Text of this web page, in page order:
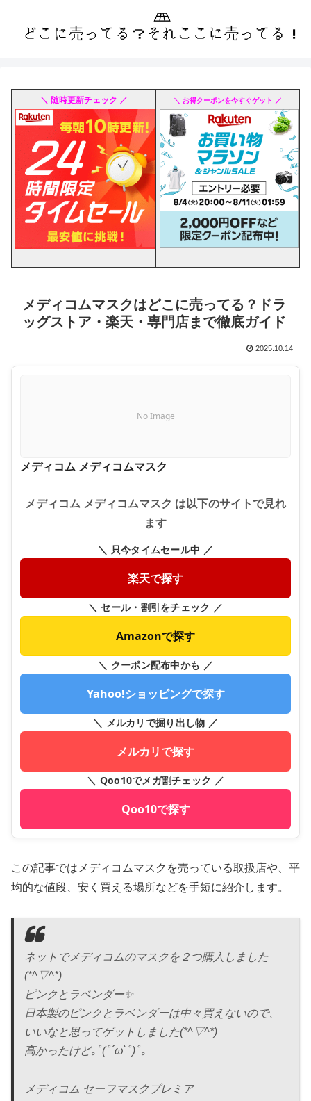
＼ 随時更新チェック ／ ＼ お得クーポンを今すぐゲット ／
メディコムマスクはどこに売ってる？ドラ
ッグストア・楽天・専門店まで徹底ガイド
2025.10.14
No Image
メディコム メディコムマスク
メディコム メディコムマスク は以下のサイトで見れ
ます
＼ 只今タイムセール中 ／
楽天で探す
＼ セール・割引をチェック ／
Amazonで探す
＼ クーポン配布中かも ／
Yahoo!ショッピングで探す
＼ メルカリで掘り出し物 ／
メルカリで探す
＼ Qoo10でメガ割チェック ／
Qoo10で探す
この記事ではメディコムマスクを売っている取扱店や、平
均的な値段、安く買える場所などを手短に紹介します。
ネットでメディコムのマスクを２つ購入しました
(*^▽^*)
ピンクとラベンダー✨
日本製のピンクとラベンダーは中々買えないので、
いいなと思ってゲットしました(*^▽^*)
高かったけど｡ﾟ(ﾟ´ω`ﾟ)ﾟ｡
メディコム セーフマスクプレミア